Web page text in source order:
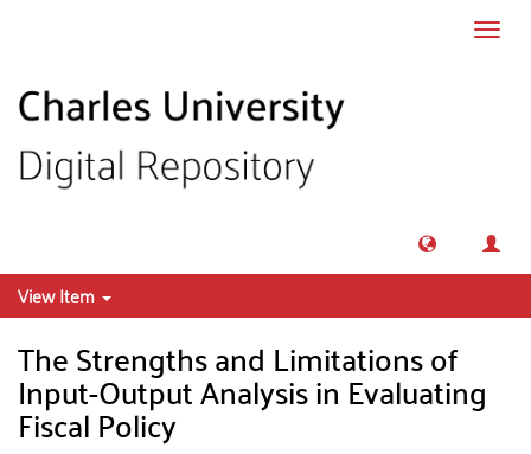
View Item
The Strengths and Limitations of
Input-Output Analysis in Evaluating
Fiscal Policy